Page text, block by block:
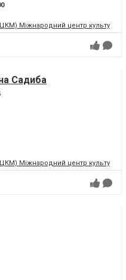
Міжнародний центр культури і
Садиба
Міжнародний центр культури і